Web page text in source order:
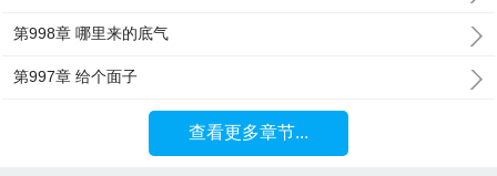
第998章 哪里来的底气
第997章 给个面子
查看更多章节...